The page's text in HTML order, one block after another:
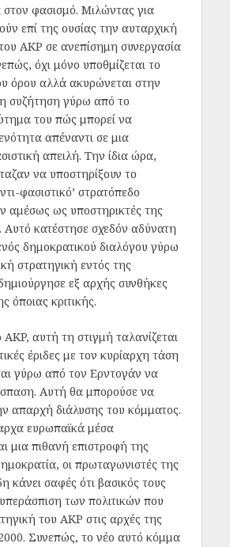
φασισμό. Μιλώντας για
επί της ουσίας την αυταρχική
AKP σε ανεπίσημη συνεργασία
όχι μόνο υποθμίζεται το
όρου αλλά ακυρώνεται στην
συζήτηση γύρω από το
του πώς μπορεί να
απέναντι σε μια
απειλή. Την ίδια ώρα,
να υποστηρίξουν το
φασιστικό’ στρατόπεδο
αμέσως ως υποστηρικτές της
Αυτό κατέστησε σχεδόν αδύνατη
δημοκρατικού διαλόγου γύρω
στρατηγική εντός της
εξ αρχής συνθήκες
όποιας κριτικής.
αυτή τη στιγμή ταλανίζεται
έριδες με τον κυρίαρχη τάση
γύρω από τον Ερντογάν να
Αυτή θα μπορούσε να
απαρχή διάλυσης του κόμματος.
ευρωπαϊκά μέσα
μια πιθανή επιστροφή της
οι πρωταγωνιστές της
κάνει σαφές ότι βασικός τους
των πολιτικών που
του AKP στις αρχές της
Συνεπώς, το νέο αυτό κόμμα